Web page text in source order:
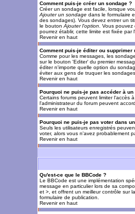
Comment puis-je créer un sondage ?
Créer un sondage est facile, lorsque
Ajouter un sondage dans le formulaire
des sondages). Vous devez entrer un
le bouton Ajouter l'option . Vous
pourrez établir, cette limite est fixée par
Revenir en haut
Comment puis-je éditer ou supprimer
Comme pour les messages, les
sur le bouton 'Editer' du premier
éditer n'importe quelle option du
éviter aux gens de truquer les
Revenir en haut
Pourquoi ne puis-je pas accéder à un
Certains forums peuvent limiter l'accès
l'administrateur du forum peuvent
Revenir en haut
Pourquoi ne puis-je pas voter dans
Seuls les utilisateurs enregistrés
voter, alors vous n'avez probablement
Revenir en haut
Qu'est-ce que le BBCode ?
Le BBCode est une implémentation
message en particulier lors de sa
et >, et offrent un meilleur contrôle sur
formulaire de publication.
Revenir en haut